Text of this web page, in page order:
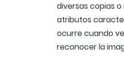
diversas copias
atributos
ocurre cuando
reconocer la